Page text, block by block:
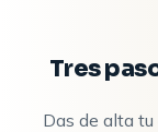
Tres
Das de alta